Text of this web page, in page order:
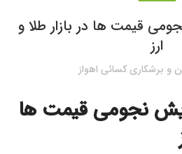
قیمت ها در بازار طلا و
ارز
و برشکاری کسائی اهواز
نجومی قیمت ها